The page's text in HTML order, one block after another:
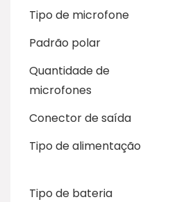
Tipo de microfone
Padrão polar
Quantidade de
microfones
Conector de saída
Tipo de alimentação
Tipo de bateria